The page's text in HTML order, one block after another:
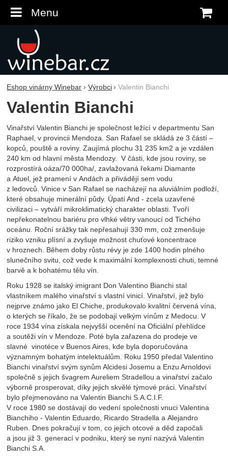
Menu
Eshop vinárny Winebar Výrobci Valentin Bianchi
Valentin Bianchi
Vinařství Valentin Bianchi je společnost ležící v departmentu San
Raphael, v provincii Mendoza. San Rafael se skládá ze 3 částí –
kopců, pouště a roviny. Zaujímá plochu 31 235 km2 a je vzdálen
240 km od hlavní města Mendozy. V části, kde jsou roviny, se
rozprostírá oáza/70 000ha/, zavlažovaná řekami Diamante
a Atuel, jež pramení v Andách a přivádějí sem vodu
z ledovců. Vinice v San Rafael se nacházejí na aluviálním podloží,
které obsahuje minerální půdy. Úpatí And - zcela uzavřené
civilizaci – vytváří mikroklimatický charakter oblasti. Tvoří
nepřekonatelnou bariéru pro vlhké větry vanoucí od Tichého
oceánu. Roční srážky tak nepřesahují 330 mm, což zmenšuje
riziko vzniku plísní a zvyšuje možnost chuťové koncentrace
v hroznech. Během doby růstu révy je zde 1400 hodin plného
slunečního svitu, což vede k maximální komplexnosti chuti, temné
barvě a k bohatému tělu vín.
Roku 1928 se italský imigrant Don Valentino Bianchi stal
vlastníkem malého vinařství s vlastní vinicí. Vinařství, jež bylo
nejprve známo jako El Chiche, produkovalo kvalitní červená vína,
o kterých se říkalo, že se podobají velkým vínům z Medocu. V
roce 1934 vína získala nejvyšší ocenění na Oficiální přehlídce
a soutěži vín v Mendoze. Poté byla zařazena do prodeje ve
slavné vinotéce v Buenos Aires, kde byla doporučována
významným bohatým intelektuálům. Roku 1950 předal Valentino
Bianchi vinařství svým synům Alcidesi Josemu a Enzu Arnoldovi
společně s jejich švagrem Aureliem Stradellou a vinařství začalo
výborně prosperovat, díky jejich skvělé týmové práci. Vinařství
bylo přejmenováno na Valentin Bianchi S.A.C.I.F.
V roce 1980 se dostávají do vedení společnosti vnuci Valentina
Bianchiho - Valentin Eduardo, Ricardo Stradella a Alejandro
Ruben. Dnes pokračují v tom, co jejich otcové a děd započali
a jsou již 3. generací v podniku, který se nyní nazývá Valentin
Bianchi S.A.